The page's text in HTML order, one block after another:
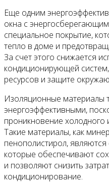
Еще одним
окна с
специальное покрытие,
тепло в доме и
За счет этого снижается
кондиционирующей
ресурсов и защите
Изоляционные материалы
энергоэффективными,
проникновение холодного
Такие материалы, как
пенополистирол,
которые обеспечивают
и позволяют снизить
кондиционирование.